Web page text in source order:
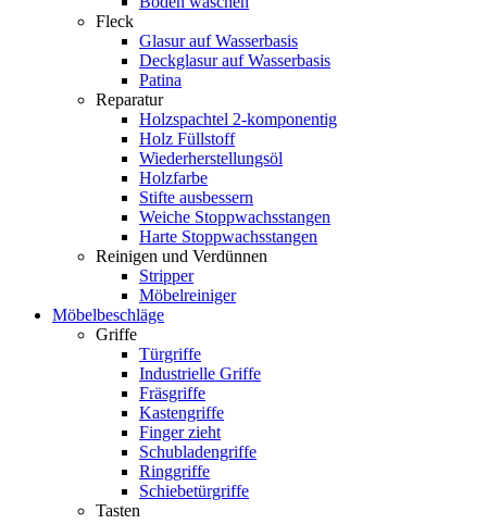
Fleck
Glasur auf Wasserbasis
Deckglasur auf Wasserbasis
Patina
Reparatur
Holzspachtel 2-komponentig
Holz Füllstoff
Wiederherstellungsöl
Holzfarbe
Stifte ausbessern
Weiche Stoppwachsstangen
Harte Stoppwachsstangen
Reinigen und Verdünnen
Stripper
Möbelreiniger
Möbelbeschläge
Griffe
Türgriffe
Industrielle Griffe
Fräsgriffe
Kastengriffe
Finger zieht
Schubladengriffe
Ringgriffe
Schiebetürgriffe
Tasten